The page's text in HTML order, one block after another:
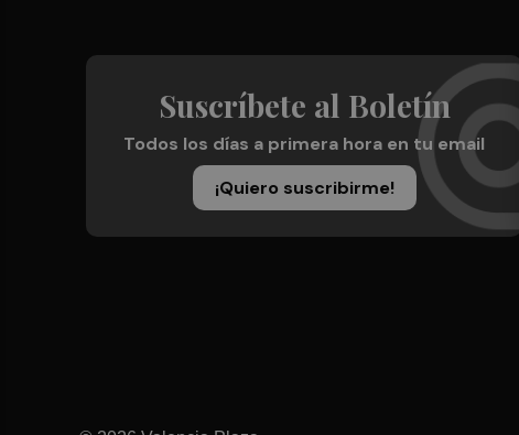
Suscríbete al Boletín
Todos los días a primera hora en tu email
¡Quiero suscribirme!